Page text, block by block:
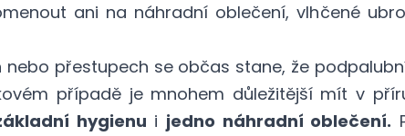
ani na náhradní oblečení, vlhčené
nebo přestupech se občas stane, že
případě je mnohem důležitější mít v
hygienu i jedno náhradní oblečení.